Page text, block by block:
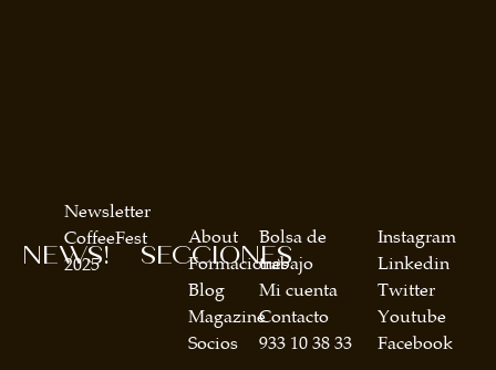
SECCIONES
About
Formaciones
Blog
Magazine
Socios
Bolsa de
trabajo
Mi cuenta
Contacto
933 10 38 33
NEWS!
Newsletter
CoffeeFest
2025
Instagram
Linkedin
Twitter
Youtube
Facebook